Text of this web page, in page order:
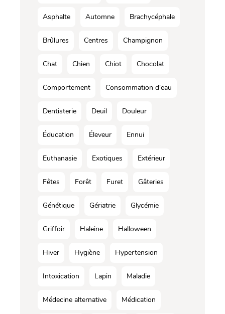
Asphalte Automne Brachycéphale
Brûlures Centres Champignon
Chat Chien Chiot Chocolat
Comportement Consommation d'eau
Dentisterie Deuil Douleur
Éducation Éleveur Ennui
Euthanasie Exotiques Extérieur
Fêtes Forêt Furet Gâteries
Génétique Gériatrie Glycémie
Griffoir Haleine Halloween
Hiver Hygiène Hypertension
Intoxication Lapin Maladie
Médecine alternative Médication